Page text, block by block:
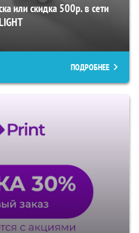
или скидка 500р. в сети
ПОДРОБНЕЕ